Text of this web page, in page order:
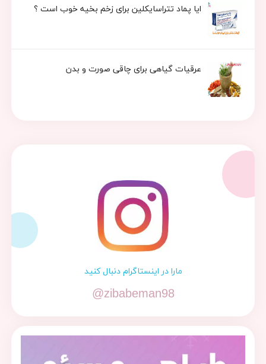
ایا پماد تتراسایکلین برای زخم بخیه خوب است ؟
عرقیات گیاهی برای چاقی صورت و بدن
مارا در اینستاگرام دنبال کنید
@zibabeman98